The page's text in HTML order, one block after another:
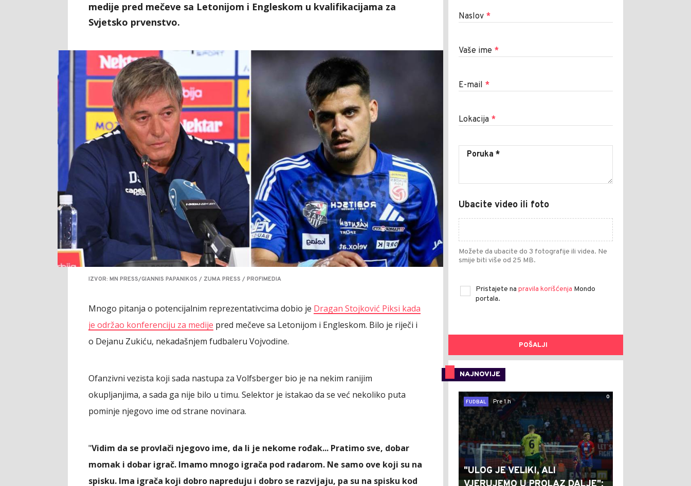
medije pred mečeve sa Letonijom i Engleskom u kvalifikacijama za
Svjetsko prvenstvo.
IZVOR: MN PRESS/GIANNIS PAPANIKOS / ZUMA PRESS / PROFIMEDIA
Mnogo pitanja o potencijalnim reprezentativcima dobio je Dragan Stojković Piksi kada
je održao konferenciju za medije pred mečeve sa Letonijom i Engleskom. Bilo je riječi i
o Dejanu Zukiću, nekadašnjem fudbaleru Vojvodine.
Ofanzivni vezista koji sada nastupa za Volfsberger bio je na nekim ranijim
okupljanjima, a sada ga nije bilo u timu. Selektor je istakao da se već nekoliko puta
pominje njegovo ime od strane novinara.
"Vidim da se provlači njegovo ime, da li je nekome rođak... Pratimo sve, dobar
momak i dobar igrač. Imamo mnogo igrača pod radarom. Ne samo ove koji su na
spisku. Ima igrača koji dobro napreduju i dobro se razvijaju, pa su na spisku kod
Naslov *
Vaše ime *
E-mail *
Lokacija *
Ubacite video ili foto
Možete da ubacite do 3 fotografije ili videa. Ne
smije biti više od 25 MB.
Pristajete na pravila korišćenja Mondo
portala.
POŠALJI
NAJNOVIJE
0
FUDBAL
Pre 1 h
"ULOG JE VELIKI, ALI